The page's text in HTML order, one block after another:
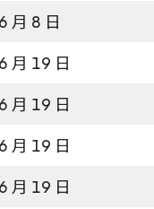
6 月 8 日
6 月 19 日
6 月 19 日
6 月 19 日
6 月 19 日